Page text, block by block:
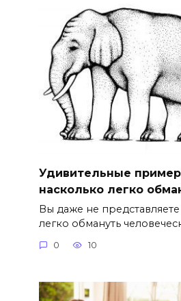
Удивительные
насколько легко
Вы даже не
легко обмануть
0 10